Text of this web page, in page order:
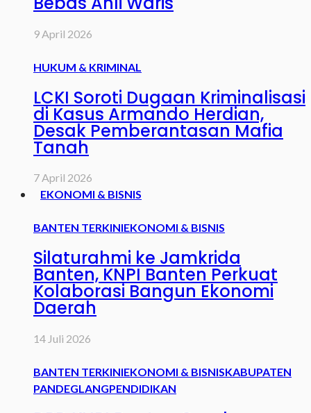
9 April 2026
HUKUM & KRIMINAL
LCKI Soroti Dugaan Kriminalisasi
di Kasus Armando Herdian,
Desak Pemberantasan Mafia
Tanah
7 April 2026
EKONOMI & BISNIS
BANTEN TERKINIEKONOMI & BISNIS
Silaturahmi ke Jamkrida
Banten, KNPI Banten Perkuat
Kolaborasi Bangun Ekonomi
Daerah
14 Juli 2026
BANTEN TERKINIEKONOMI & BISNISKABUPATEN
PANDEGLANGPENDIDIKAN